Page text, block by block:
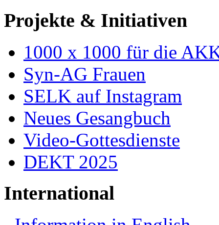
Projekte & Initiativen
1000 x 1000 für die
Syn-AG Frauen
SELK auf Instagram
Neues Gesangbuch
Video-Gottesdienste
DEKT 2025
International